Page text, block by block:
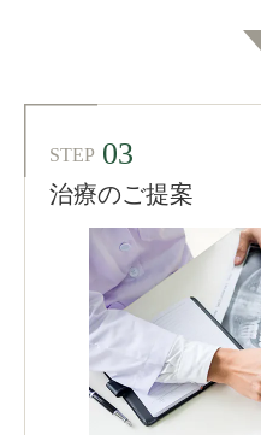
STEP 03
治療のご提案